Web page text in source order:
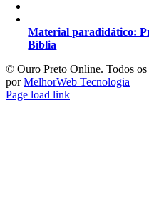
Material paradidático:
Bíblia
©️ Ouro Preto Online. Todos
porMelhorWeb Tecnologia
Page load link